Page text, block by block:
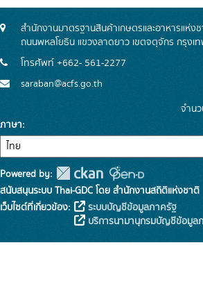
สำนักงานมาตรฐานสินค้าเกษตรและอาหารแห่ง
ถนนพหลโยธิน แขวงลาดยาว เขตจตุจักร กรุงเ
โทรศัพท์ +662- 561-2277
saraban@acfs.go.th
จำน
ภาษา
Powered by:
สนับสนุนระบบ Thai-GDC โดย สำนักงานสถิติแห่งชาติ
เว็บไซต์ที่เกี่ยวข้อง:
ระบบบัญชีข้อมูลภาครัฐ
บริการนามานุกรมบัญชีข้อมูล